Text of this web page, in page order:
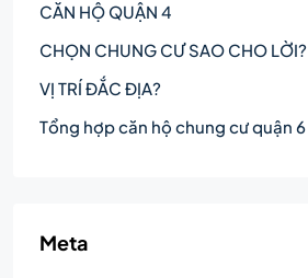
CĂN HỘ QUẬN 4
CHỌN CHUNG CƯ SAO CHO LỜI?
VỊ TRÍ ĐẮC ĐỊA?
Tổng hợp căn hộ chung cư quận 6
Meta